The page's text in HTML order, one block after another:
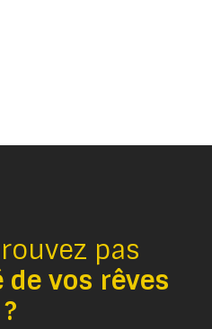
pas
vos rêves
?